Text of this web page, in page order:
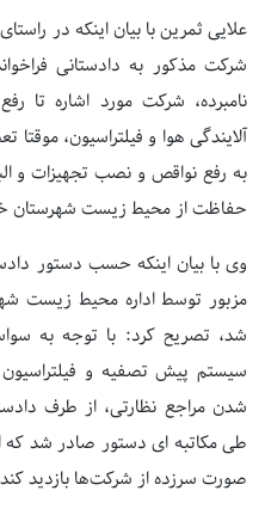
علایی ثمرین با بیان اینکه در
شرکت مذکور به دادستانی
نامبرده، شرکت مورد اشاره تا
آلایندگی هوا و فیلتراسیون،
به رفع نواقص و نصب تجهیزات و
حفاظت از محیط زیست شهرستان
وی با بیان اینکه حسب دستور
مزبور توسط اداره محیط زیست
شد، تصریح کرد: با توجه به
سیستم پیش تصفیه و
شدن مراجع نظارتی، از طرف
طی مکاتبه ای دستور صادر شد که
صورت سرزده از شرکت‌ها بازدید